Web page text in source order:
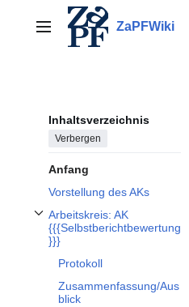
springenHauptmenü ZaPFWiki
Inhaltsverzeichnis
Verbergen
Anfang
Vorstellung des AKs
Arbeitskreis: AK
{{{Selbstberichtbewertung
}}}
Unterabschnitt Arbeitskreis: AK
Protokoll
Zusammenfassung/Aus
blick